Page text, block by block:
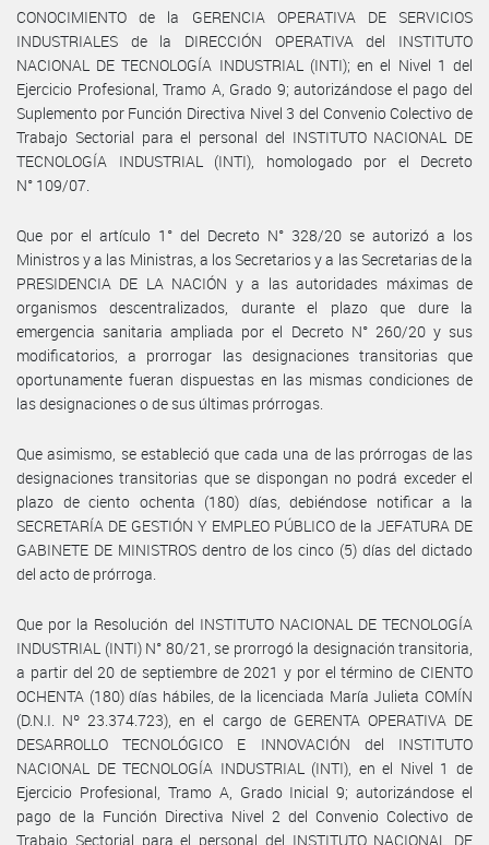
CONOCIMIENTO de la GERENCIA OPERATIVA DE SERVICIOS
INDUSTRIALES de la DIRECCIÓN OPERATIVA del INSTITUTO
NACIONAL DE TECNOLOGÍA INDUSTRIAL (INTI); en el Nivel 1 del
Ejercicio Profesional, Tramo A, Grado 9; autorizándose el pago del
Suplemento por Función Directiva Nivel 3 del Convenio Colectivo de
Trabajo Sectorial para el personal del INSTITUTO NACIONAL DE
TECNOLOGÍA INDUSTRIAL (INTI), homologado por el Decreto
N° 109/07.
Que por el artículo 1° del Decreto N° 328/20 se autorizó a los
Ministros y a las Ministras, a los Secretarios y a las Secretarias de la
PRESIDENCIA DE LA NACIÓN y a las autoridades máximas de
organismos descentralizados, durante el plazo que dure la
emergencia sanitaria ampliada por el Decreto N° 260/20 y sus
modificatorios, a prorrogar las designaciones transitorias que
oportunamente fueran dispuestas en las mismas condiciones de
las designaciones o de sus últimas prórrogas.
Que asimismo, se estableció que cada una de las prórrogas de las
designaciones transitorias que se dispongan no podrá exceder el
plazo de ciento ochenta (180) días, debiéndose notificar a la
SECRETARÍA DE GESTIÓN Y EMPLEO PÚBLICO de la JEFATURA DE
GABINETE DE MINISTROS dentro de los cinco (5) días del dictado
del acto de prórroga.
Que por la Resolución del INSTITUTO NACIONAL DE TECNOLOGÍA
INDUSTRIAL (INTI) N° 80/21, se prorrogó la designación transitoria,
a partir del 20 de septiembre de 2021 y por el término de CIENTO
OCHENTA (180) días hábiles, de la licenciada María Julieta COMÍN
(D.N.I. Nº 23.374.723), en el cargo de GERENTA OPERATIVA DE
DESARROLLO TECNOLÓGICO E INNOVACIÓN del INSTITUTO
NACIONAL DE TECNOLOGÍA INDUSTRIAL (INTI), en el Nivel 1 de
Ejercicio Profesional, Tramo A, Grado Inicial 9; autorizándose el
pago de la Función Directiva Nivel 2 del Convenio Colectivo de
Trabajo Sectorial para el personal del INSTITUTO NACIONAL DE